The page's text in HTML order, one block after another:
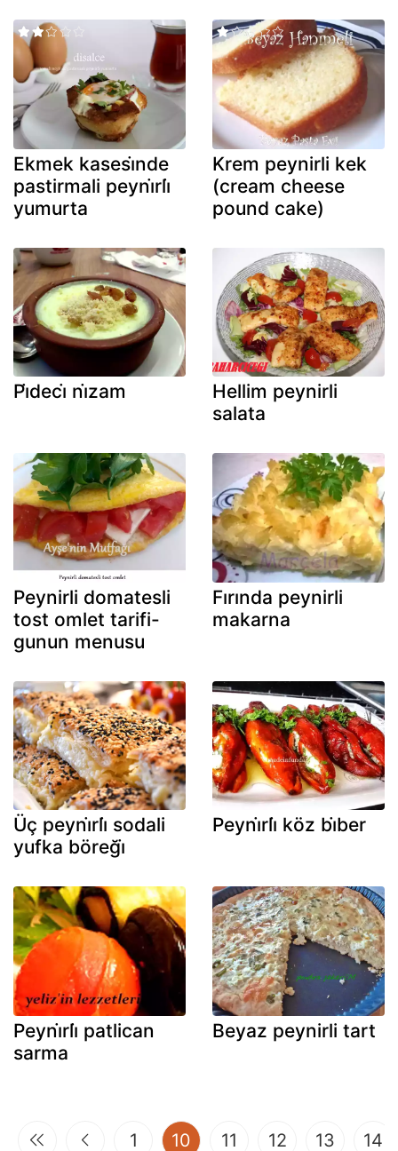
Ekmek kasesi̇nde
pastirmali peyni̇rli̇
yumurta
Krem peynirli kek
(cream cheese
pound cake)
Pi̇deci̇ ni̇zam
Hellim peynirli
salata
Peynirli domatesli
tost omlet tarifi-
gunun menusu
Fırında peynirli
makarna
Üç peyni̇rli̇ sodali
yufka böreği̇
Peyni̇rli̇ köz bi̇ber
Peyni̇rli̇ patlican
sarma
Beyaz peynirli tart
1 10 (current)
11 12 13 14